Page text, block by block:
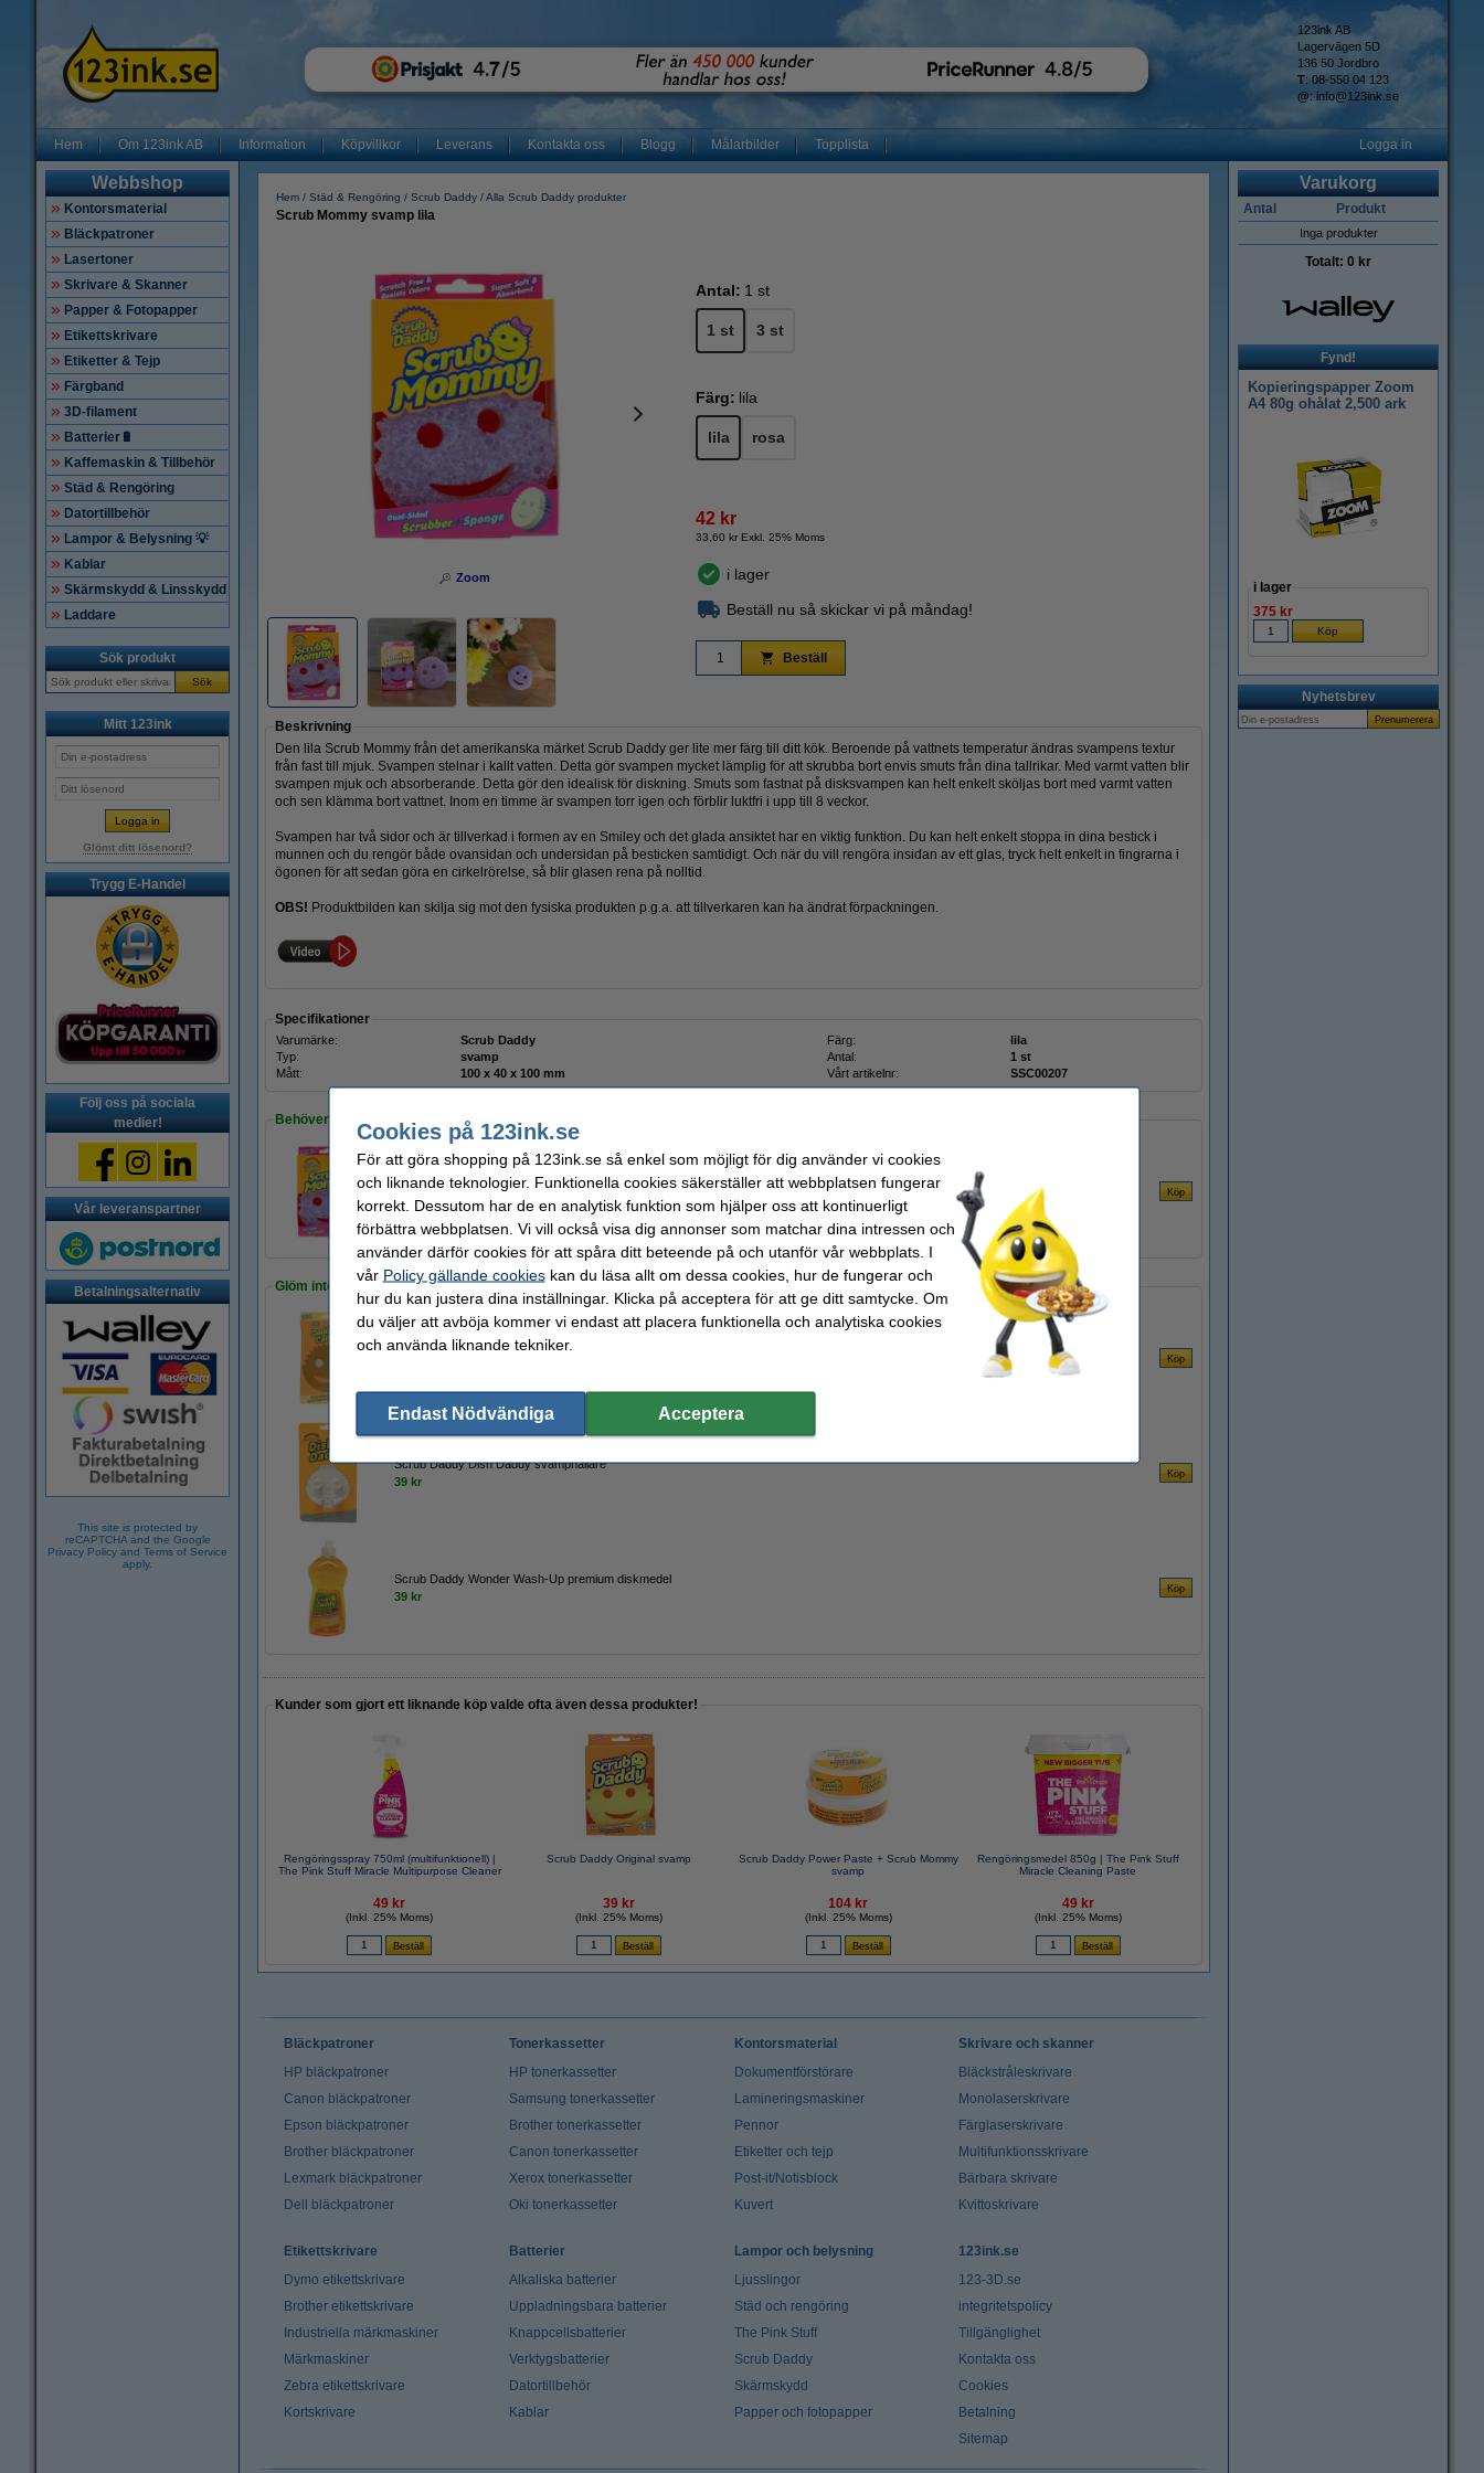
123ink AB
Lagervägen 5D
136 50 Jordbro
T: 08-550 04 123
@: info@123ink.se
Hem Om 123ink AB Information Köpvillkor Leverans Kontakta oss Blogg Målarbilder Topplista Logga in
Webbshop
Kontorsmaterial
Bläckpatroner
Lasertoner
Skrivare & Skanner
Papper & Fotopapper
Etikettskrivare
Etiketter & Tejp
Färgband
3D-filament
Batterier🔋
Kaffemaskin & Tillbehör
Städ & Rengöring
Datortillbehör
Lampor & Belysning 💡
Kablar
Skärmskydd & Linsskydd
Laddare
Sök produkt
Sök
Mitt 123ink
Glömt ditt lösenord?
Trygg E-Handel
Följ oss på sociala
medier!
Vår leveranspartner
Betalningsalternativ
This site is protected by
reCAPTCHA and the Google
Privacy Policy and Terms of Service
apply.
Hem Städ & Rengöring Scrub Daddy Alla Scrub Daddy produkter
Scrub Mommy svamp lila
Zoom
Antal: 1 st
1 st 3 st
Färg: lila
lila rosa
42 kr
33,60 kr Exkl. 25% Moms
i lager
Beställ nu så skickar vi på måndag!
Beställ
Beskrivning
Den lila Scrub Mommy från det amerikanska märket Scrub Daddy ger lite mer färg till ditt kök. Beroende på vattnets temperatur ändras svampens textur
från fast till mjuk. Svampen stelnar i kallt vatten. Detta gör svampen mycket lämplig för att skrubba bort envis smuts från dina tallrikar. Med varmt vatten blir
svampen mjuk och absorberande. Detta gör den idealisk för diskning. Smuts som fastnat på disksvampen kan helt enkelt sköljas bort med varmt vatten
och sen klämma bort vattnet. Inom en timme är svampen torr igen och förblir luktfri i upp till 8 veckor.
Svampen har två sidor och är tillverkad i formen av en Smiley och det glada ansiktet har en viktig funktion. Du kan helt enkelt stoppa in dina bestick i
munnen och du rengör både ovansidan och undersidan på besticken samtidigt. Och när du vill rengöra insidan av ett glas, tryck helt enkelt in fingrarna i
ögonen för att sedan göra en cirkelrörelse, så blir glasen rena på nolltid.
OBS! Produktbilden kan skilja sig mot den fysiska produkten p.g.a. att tillverkaren kan ha ändrat förpackningen.
Specifikationer
Varumärke: Scrub Daddy Färg:
lila
Typ:
svamp Antal:
1 st
Mått:
100 x 40 x 100 mm Vårt artikelnr: SSC00207
Behöver du fler?
Köp3stför endast
125 kr
Glöm inte att beställa!
Daddy Caddy Hållare för Scrub Daddy svampar
Scrub Daddy Dish Daddy svamphållare
39 kr
Scrub Daddy Wonder Wash-Up premium diskmedel
39 kr
Kunder som gjort ett liknande köp valde ofta även dessa produkter!
Rengöringsspray 750ml (multifunktionell) |
The Pink Stuff Miracle Multipurpose Cleaner
49 kr
(Inkl. 25% Moms)
Scrub Daddy Original svamp
39 kr
(Inkl. 25% Moms)
Scrub Daddy Power Paste + Scrub Mommy
svamp
104 kr
(Inkl. 25% Moms)
Rengöringsmedel 850g | The Pink Stuff
Miracle Cleaning Paste
49 kr
(Inkl. 25% Moms)
Varukorg
Antal Produkt
Inga produkter
Totalt: 0 kr
Fynd!
Kopieringspapper Zoom
A4 80g ohålat 2,500 ark
i lager
375 kr
Nyhetsbrev
Bläckpatroner
HP bläckpatroner
Canon bläckpatroner
Epson bläckpatroner
Brother bläckpatroner
Lexmark bläckpatroner
Dell bläckpatroner
Tonerkassetter
HP tonerkassetter
Samsung tonerkassetter
Brother tonerkassetter
Canon tonerkassetter
Xerox tonerkassetter
Oki tonerkassetter
Kontorsmaterial
Dokumentförstörare
Lamineringsmaskiner
Pennor
Etiketter och tejp
Post-it/Notisblock
Kuvert
Skrivare och skanner
Bläckstråleskrivare
Monolaserskrivare
Färglaserskrivare
Multifunktionsskrivare
Bärbara skrivare
Kvittoskrivare
Etikettskrivare
Dymo etikettskrivare
Brother etikettskrivare
Industriella märkmaskiner
Märkmaskiner
Zebra etikettskrivare
Kortskrivare
Batterier
Alkaliska batterier
Uppladningsbara batterier
Knappcellsbatterier
Verktygsbatterier
Datortillbehör
Kablar
Lampor och belysning
Ljusslingor
Städ och rengöring
The Pink Stuff
Scrub Daddy
Skärmskydd
Papper och fotopapper
123ink.se
123-3D.se
integritetspolicy
Tillgänglighet
Kontakta oss
Cookies
Betalning
Sitemap
Cookies på 123ink.se
För att göra shopping på 123ink.se så enkel som möjligt för dig använder vi cookies
och liknande teknologier. Funktionella cookies säkerställer att webbplatsen fungerar
korrekt. Dessutom har de en analytisk funktion som hjälper oss att kontinuerligt
förbättra webbplatsen. Vi vill också visa dig annonser som matchar dina intressen och
använder därför cookies för att spåra ditt beteende på och utanför vår webbplats. I
vår Policy gällande cookieskan du läsa allt om dessa cookies, hur de fungerar och
hur du kan justera dina inställningar. Klicka på acceptera för att ge ditt samtycke. Om
du väljer att avböja kommer vi endast att placera funktionella och analytiska cookies
och använda liknande tekniker.
Endast Nödvändiga Acceptera